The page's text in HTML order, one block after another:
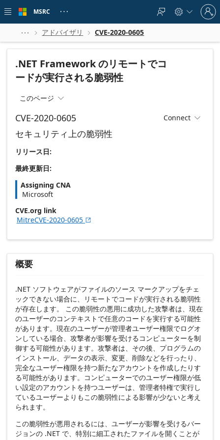
 main
MSRC    
Sign
in
to
account
  アドバイザリ  CVE-2020-0605
.NET Framework のリモートでコ
ードが実行される脆弱性
このページ 
CVE-2020-0605 Connect 
セキュリティ上の脆弱性
リリース日:
最終更新日:
Assigning CNA
Microsoft
CVE.org link
MitreCVE-2020-0605 
概要
.NET ソフトウェアがファイルのソース マークアップをチェ
ックできない場合に、リモートでコードが実行される脆弱性
が存在します。 この脆弱性の悪用に成功した攻撃者は、現在
のユーザーのコンテキストで任意のコードを実行する可能性
があります。現在のユーザーが管理者ユーザー権限でログオ
ンしている場合、攻撃者が影響を受けるコンピューターを制
御する可能性があります。攻撃者は、その後、プログラムの
インストール、データの表示、変更、削除などを行ったり、
完全なユーザー権限を持つ新たなアカウントを作成したりす
る可能性があります。コンピューターでのユーザー権限が低
い設定のアカウントを持つユーザーは、管理者特権で実行し
ているユーザーよりもこの脆弱性による影響が少ないと考え
られます。
この脆弱性が悪用されるには、ユーザーが影響を受けるバー
ジョンの .NET で、特別に細工されたファイルを開くことが